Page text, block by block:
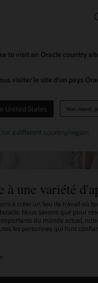
to visit an Oracle country
visiter le site d’un pays
United States Non merci,
for a different country/region
à une variété
à créer un lieu de travail où
Nous savons que pour
du monde actuel,
les personnes qui font